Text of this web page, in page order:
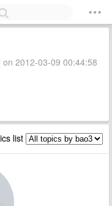
2012-03-09 00:44:58
list